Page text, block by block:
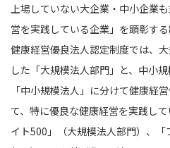
上場していない大企業・中小企業
営を実践している企業」を顕彰する
健康経営優良法人認定制度では、
した「大規模法人部門」と、中小
「中小規模法人」に分けて健康経
て、特に優良な健康経営を実践し
イト500」（大規模法人部門）、